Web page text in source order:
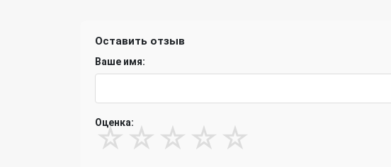
Оставить отзыв
Ваше имя:
Оценка:
☆ ☆ ☆ ☆ ☆